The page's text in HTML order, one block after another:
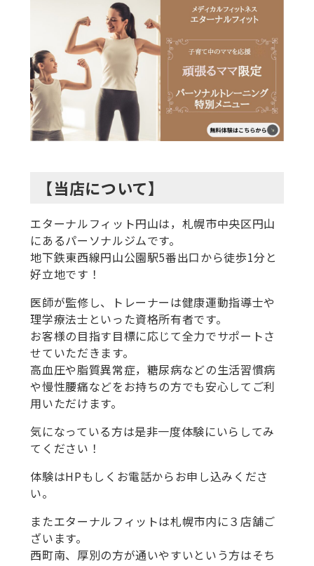
【当店について】
エターナルフィット円山は，札幌市中央区円山
にあるパーソナルジムです。
地下鉄東西線円山公園駅5番出口から徒歩1分と
好立地です！
医師が監修し、トレーナーは健康運動指導士や
理学療法士といった資格所有者です。
お客様の目指す目標に応じて全力でサポートさ
せていただきます。
高血圧や脂質異常症，糖尿病などの生活習慣病
や慢性腰痛などをお持ちの方でも安心してご利
用いただけます。
気になっている方は是非一度体験にいらしてみ
てください！
体験はHPもしくお電話からお申し込みくださ
い。
またエターナルフィットは札幌市内に３店舗ご
ざいます。
西町南、厚別の方が通いやすいという方はそち